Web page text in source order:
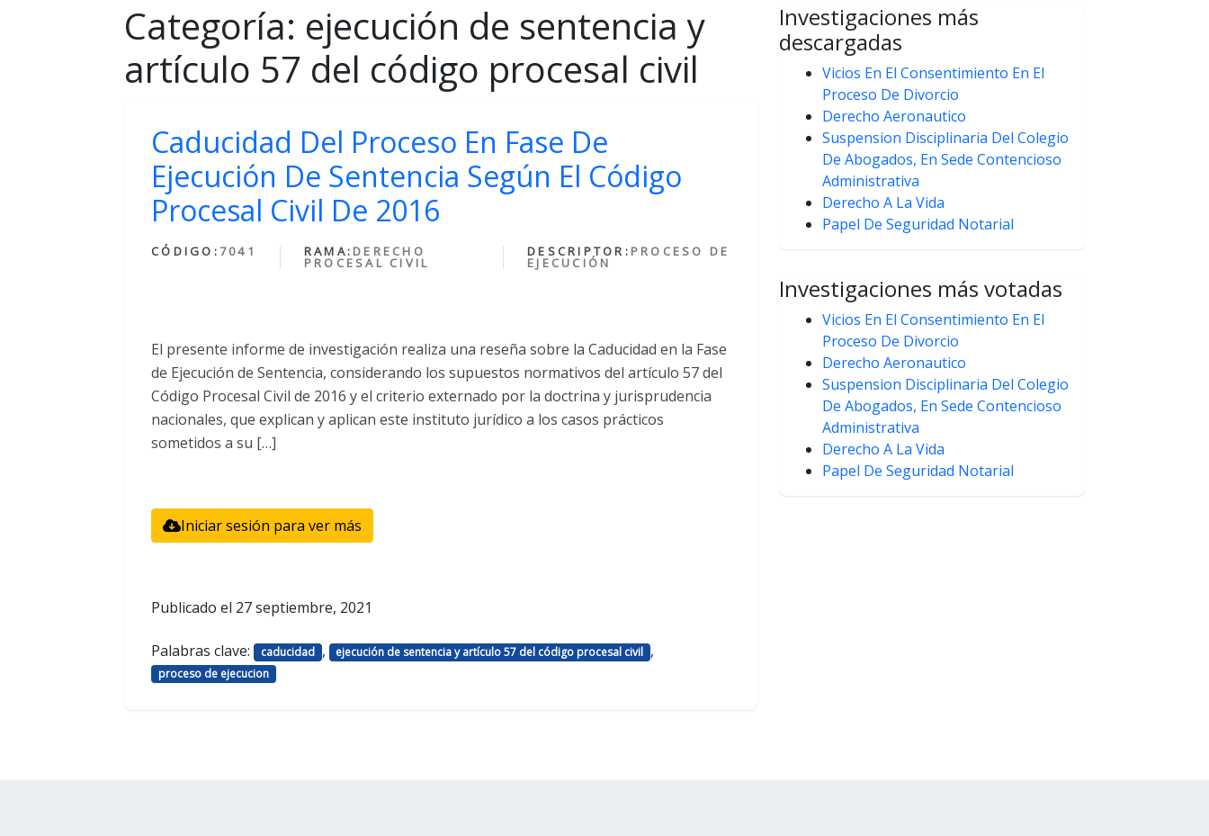
Categoría: ejecución de sentencia y
artículo 57 del código procesal civil
Caducidad Del Proceso En Fase De
Ejecución De Sentencia Según El Código
Procesal Civil De 2016
CÓDIGO: 7041 RAMA: DERECHO
PROCESAL CIVIL
DESCRIPTOR: PROCESO DE
EJECUCIÓN
El presente informe de investigación realiza una reseña sobre la Caducidad en la Fase
de Ejecución de Sentencia, considerando los supuestos normativos del artículo 57 del
Código Procesal Civil de 2016 y el criterio externado por la doctrina y jurisprudencia
nacionales, que explican y aplican este instituto jurídico a los casos prácticos
sometidos a su […]
Iniciar sesión para ver más
Publicado el 27 septiembre, 2021
Palabras clave: caducidad , ejecución de sentencia y artículo 57 del código procesal civil ,
proceso de ejecucion
Investigaciones más
descargadas
Vicios En El Consentimiento En El
Proceso De Divorcio
Derecho Aeronautico
Suspension Disciplinaria Del Colegio
De Abogados, En Sede Contencioso
Administrativa
Derecho A La Vida
Papel De Seguridad Notarial
Investigaciones más votadas
Vicios En El Consentimiento En El
Proceso De Divorcio
Derecho Aeronautico
Suspension Disciplinaria Del Colegio
De Abogados, En Sede Contencioso
Administrativa
Derecho A La Vida
Papel De Seguridad Notarial